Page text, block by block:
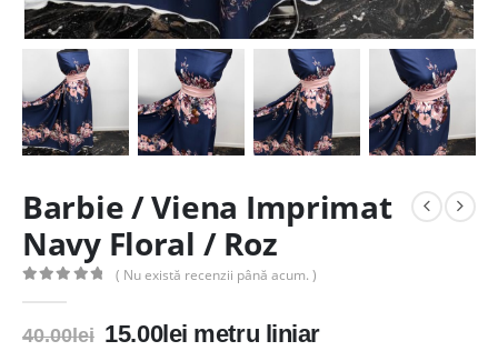
Barbie / Viena Imprimat
Navy Floral / Roz
( Nu există recenzii până acum. )
40.00lei Prețul
15.00leiPrețul
metru liniar